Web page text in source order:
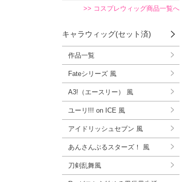
>> コスプレウィッグ商品一覧へ
キャラウィッグ(セット済)
作品一覧
Fateシリーズ 風
A3!（エースリー） 風
ユーリ!!! on ICE 風
アイドリッシュセブン 風
あんさんぶるスターズ！ 風
刀剣乱舞風